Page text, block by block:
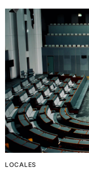
LOCALES